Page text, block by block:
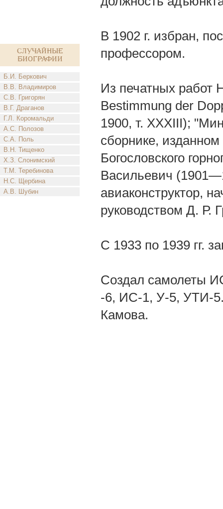
Случайные
биографии
Б.И. Беркович
В.В. Владимиров
С.В. Григорян
В.Г. Драганов
Г.Л. Коромальди
А.С. Полозов
С.А. Поль
В.Н. Тищенко
Х.З. Слонимский
Т.М. Теребинова
Н.С. Щербина
А.В. Шубин
В 1902 г. избран,
профессором.
Из печатных работ
Bestimmung der
1900, т. XXXIII);
сборнике,
Богословского
Васильевич
авиаконструктор,
руководством Д. Р.
С 1933 по 1939 гг.
Создал самолеты
-6, ИС-1, У-5, УТИ-
Камова.